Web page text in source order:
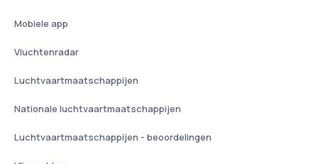
Mobiele app
Vluchtenradar
Luchtvaartmaatschappijen
Nationale luchtvaartmaatschappijen
Luchtvaartmaatschappijen - beoordelingen